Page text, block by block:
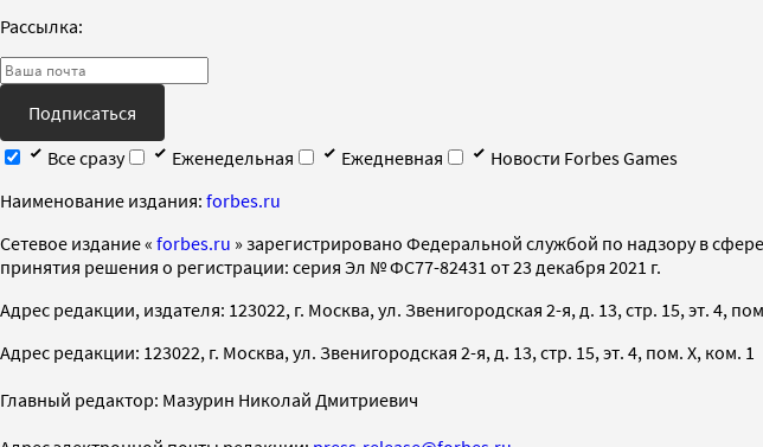
Рассылка:
Подписаться
Все сразу
Еженедельная Ежедневная
Новости Forbes Games
Наименование издания: forbes.ru
Cетевое издание « forbes.ru » зарегистрировано Федеральной службой по надзору в
принятия решения о регистрации: серия Эл № ФС77-82431 от 23 декабря 2021 г.
Адрес редакции, издателя: 123022, г. Москва, ул. Звенигородская 2-я, д. 13, стр. 15, эт. 4,
Адрес редакции: 123022, г. Москва, ул. Звенигородская 2-я, д. 13, стр. 15, эт. 4, пом. X, ком. 1
Главный редактор: Мазурин Николай Дмитриевич